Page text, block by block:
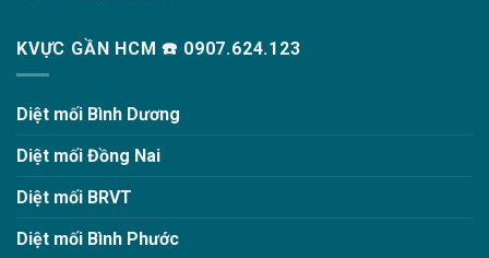
KVỰC GẦN HCM ☎️ 0907.624.123
Diệt mối Bình Dương
Diệt mối Đồng Nai
Diệt mối BRVT
Diệt mối Bình Phước